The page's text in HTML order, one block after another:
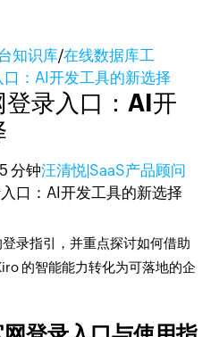
知识库/在线数据库工
：AI开发工具的新选择
录入口：AI开
5 分钟汪清悦|SaaS产品顾问
录指引，并重点探讨如何借助
的智能能力转化为可落地的企